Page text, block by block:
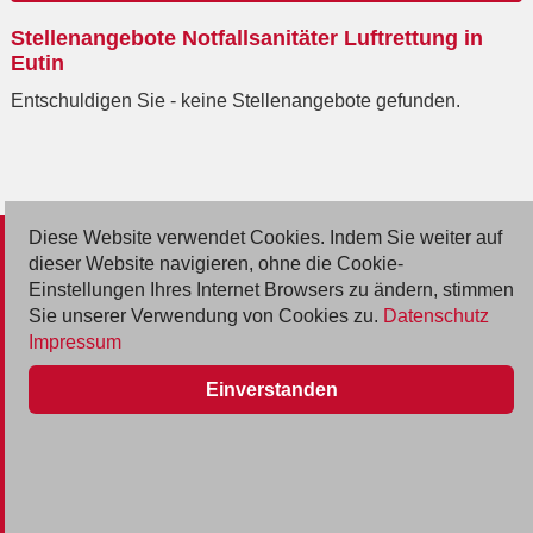
eingeben
Stellenangebote Notfallsanitäter Luftrettung in
Eutin
Entschuldigen Sie - keine Stellenangebote gefunden.
© 2026 Deutsche Jobmarkt GmbH
Inserieren
Kontakt
AGB
Diese Website verwendet Cookies. Indem Sie weiter auf
dieser Website navigieren, ohne die Cookie-
Einstellungen Ihres Internet Browsers zu ändern, stimmen
Sie unserer Verwendung von Cookies zu. Datenschutz
Impressum
Einverstanden